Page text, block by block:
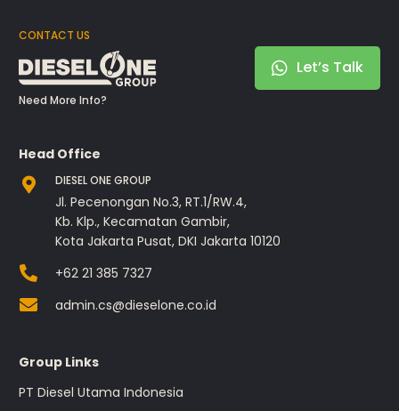
CONTACT US
Need More Info?
Let’s Talk
Head Office
DIESEL ONE GROUP
Jl. Pecenongan No.3, RT.1/RW.4,
Kb. Klp., Kecamatan Gambir,
Kota Jakarta Pusat, DKI Jakarta 10120
+62 21 385 7327
admin.cs@dieselone.co.id
Group Links
PT Diesel Utama Indonesia